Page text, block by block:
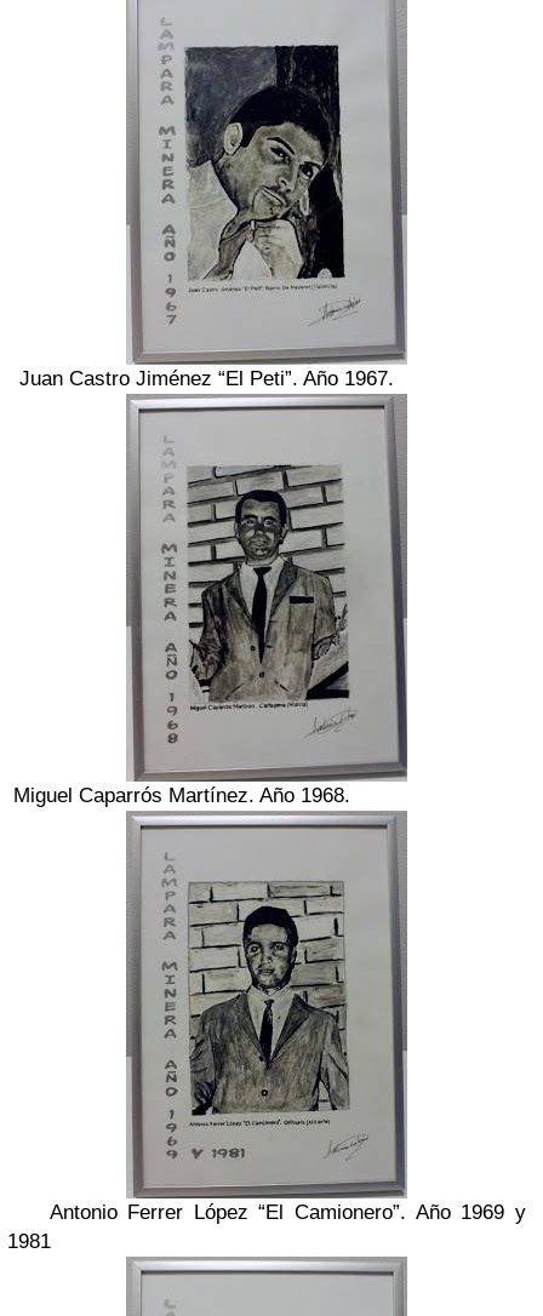
Juan Castro Jiménez “El Peti”. Año 1967.
Miguel Caparrós Martínez. Año 1968.
Antonio Ferrer López “El Camionero”. Año 1969 y
1981